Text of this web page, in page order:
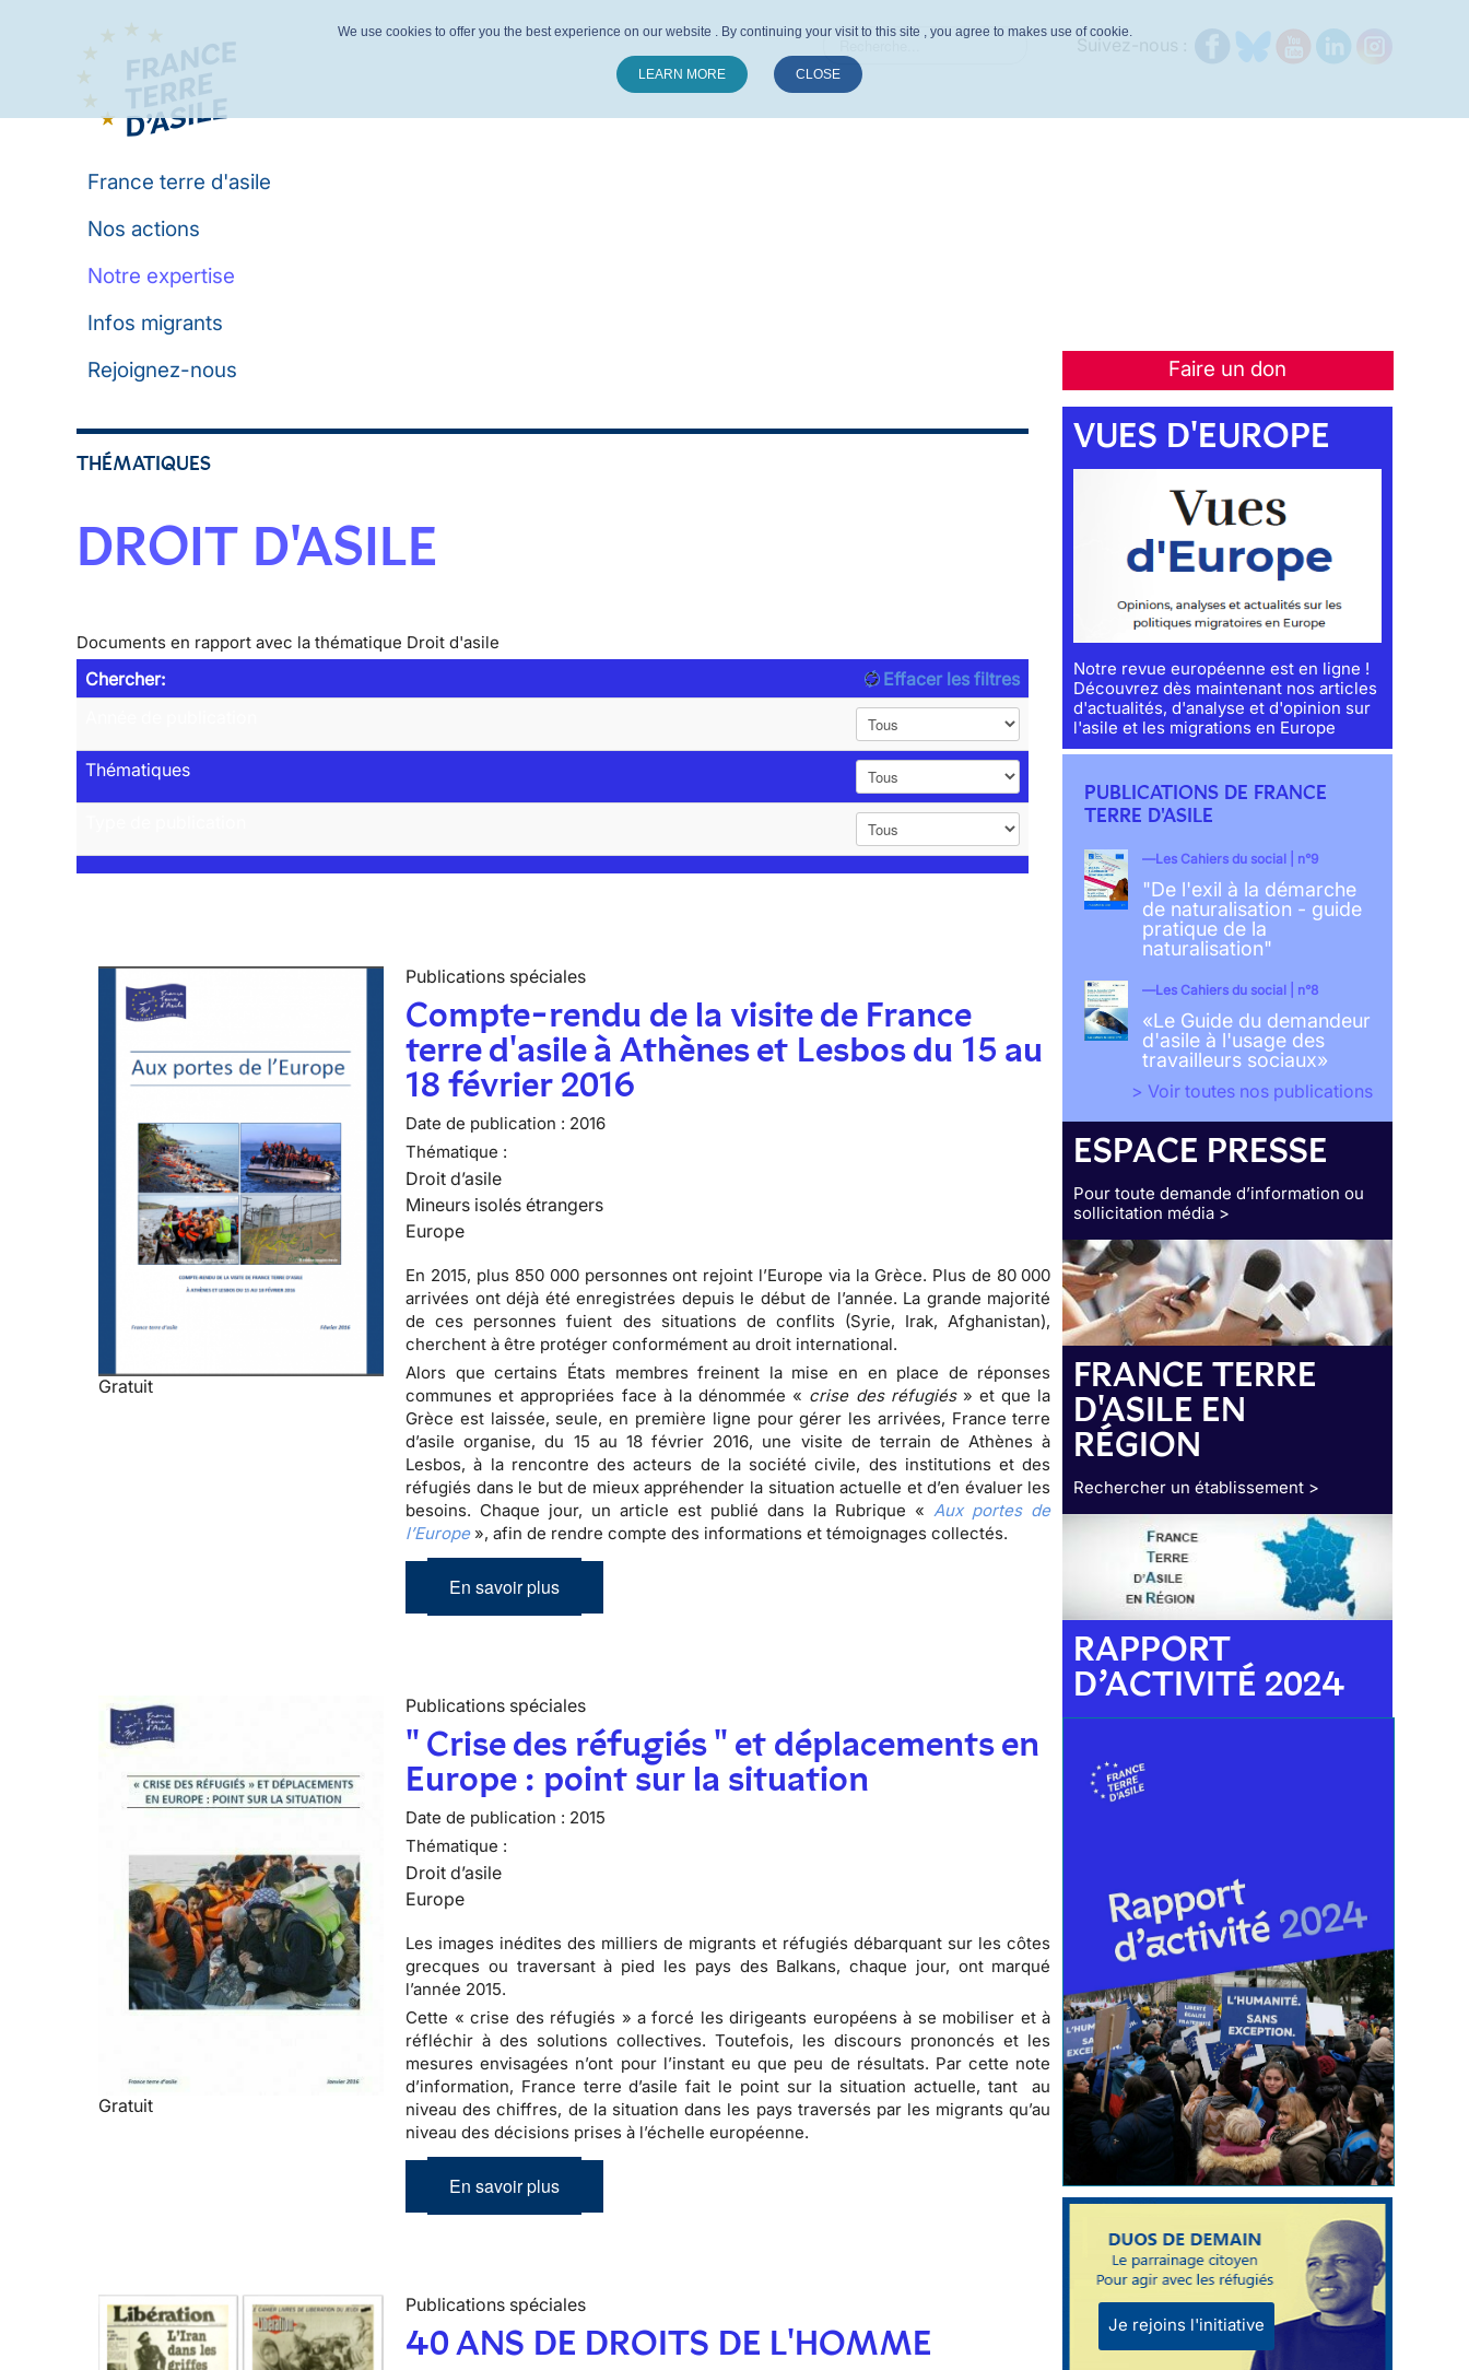
France terre d'asile
Nos actions
Notre expertise
Infos migrants
Faire un don
Rejoignez-nous
THÉMATIQUES
DROIT D'ASILE
Documents en rapport avec la thématique Droit d'asile
Chercher:
Effacer les filtres
Thématiques
Gratuit
Publications spéciales
Compte-rendu de la visite de France
terre d'asile à Athènes et Lesbos du 15 au
18 février 2016
Date de publication : 2016
Thématique :
Droit d’asile
Mineurs isolés étrangers
Europe
En 2015, plus 850 000 personnes ont rejoint l’Europe via la Grèce. Plus de 80 000
arrivées ont déjà été enregistrées depuis le début de l’année. La grande majorité
de ces personnes fuient des situations de conflits (Syrie, Irak, Afghanistan),
cherchent à être protéger conformément au droit international.
Alors que certains États membres freinent la mise en en place de réponses
communes et appropriées face à la dénommée « crise des réfugiés» et que la
Grèce est laissée, seule, en première ligne pour gérer les arrivées, France terre
d’asile organise, du 15 au 18 février 2016, une visite de terrain de Athènes à
Lesbos, à la rencontre des acteurs de la société civile, des institutions et des
réfugiés dans le but de mieux appréhender la situation actuelle et d’en évaluer les
besoins. Chaque jour, un article est publié dans la Rubrique «Aux portes de
l’Europe», afin de rendre compte des informations et témoignages collectés.
En savoir plus
Gratuit
Publications spéciales
" Crise des réfugiés " et déplacements en
Europe : point sur la situation
Date de publication : 2015
Thématique :
Droit d’asile
Europe
Les images inédites des milliers de migrants et réfugiés débarquant sur les côtes
grecques ou traversant à pied les pays des Balkans, chaque jour, ont marqué
l’année 2015.
Cette « crise des réfugiés » a forcé les dirigeants européens à se mobiliser et à
réfléchir à des solutions collectives. Toutefois, les discours prononcés et les
mesures envisagées n’ont pour l’instant eu que peu de résultats. Par cette note
d’information, France terre d’asile fait le point sur la situation actuelle, tant au
niveau des chiffres, de la situation dans les pays traversés par les migrants qu’au
niveau des décisions prises à l’échelle européenne.
En savoir plus
Publications spéciales
40 ANS DE DROITS DE L'HOMME
VUES D'EUROPE
Notre revue européenne est en ligne !
Découvrez dès maintenant nos articles
d'actualités, d'analyse et d'opinion sur
l'asile et les migrations en Europe
PUBLICATIONS DE FRANCE
TERRE D'ASILE
Les Cahiers du social | n°9
"De l'exil à la démarche
de naturalisation - guide
pratique de la
naturalisation"
Les Cahiers du social | n°8
«Le Guide du demandeur
d'asile à l'usage des
travailleurs sociaux»
> Voir toutes nos publications
ESPACE PRESSE
Pour toute demande d’information ou
sollicitation média >
FRANCE TERRE
D'ASILE EN
RÉGION
Rechercher un établissement >
RAPPORT
D’ACTIVITÉ 2024
Je rejoins l'initiative
We use cookies to offer you the best experience on our website . By continuing your visit to this site , you agree to makes use of cookie.
LEARN MORE CLOSE